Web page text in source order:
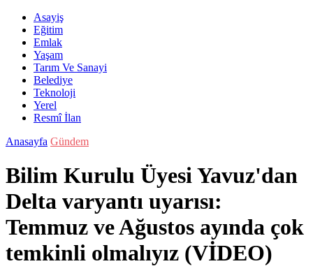
Asayiş
Eğitim
Emlak
Yaşam
Tarım Ve Sanayi
Belediye
Teknoloji
Yerel
Resmî İlan
Anasayfa Gündem
Bilim Kurulu Üyesi Yavuz'dan
Delta varyantı uyarısı:
Temmuz ve Ağustos ayında çok
temkinli olmalıyız (VİDEO)